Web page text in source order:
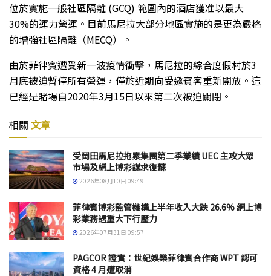
位於實施一般社區隔離 (GCQ) 範圍內的酒店獲准以最大
30%的運力營運。目前馬尼拉大部分地區實施的是更為嚴格
的增強社區隔離（MECQ）。
由於菲律賓遭受新一波疫情衝擊，馬尼拉的綜合度假村於3
月底被迫暫停所有營運，僅於近期向受邀賓客重新開放。這
已經是賭場自2020年3月15日以來第二次被迫關閉。
相關 文章
受岡田馬尼拉拖累集團第二季業績 UEC 主攻大眾
市場及網上博彩謀求復蘇
2026年08月10日 09:49
菲律賓博彩監管機構上半年收入大跌 26.6% 網上博
彩業務遇重大下行壓力
2026年07月31日 09:57
PAGCOR 證實：世紀娛樂菲律賓合作商 WPT 認可
資格 4 月遭取消